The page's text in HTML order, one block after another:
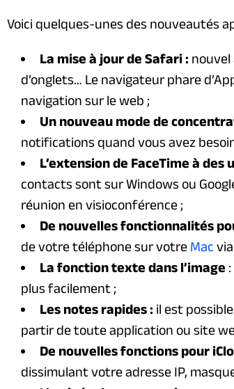
Voici quelques-unes des nouveautés
La mise à jour de Safari : nouvel
d’onglets… Le navigateur phare
navigation sur le web ;
Un nouveau mode de
notifications quand vous avez
L’extension de FaceTime à
contacts sont sur Windows ou
réunion en visioconférence ;
De nouvelles fonctionnalités
de votre téléphone sur votre Mac
La fonction texte dans l’image
plus facilement ;
Les notes rapides : il est
partir de toute application ou site
De nouvelles fonctions pour
dissimulant votre adresse IP,